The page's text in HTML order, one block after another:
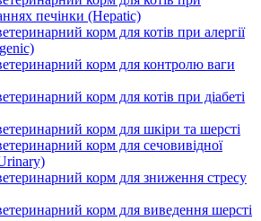
печінки (Hepatic)
корм для котів при алергії
корм для контролю ваги
корм для котів при діабеті
корм для шкіри та шерсті
корм для сечовивідної
корм для зниження стресу
корм для виведення шерсті